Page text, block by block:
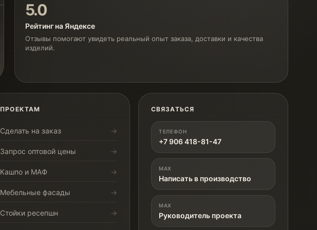
5.0
Рейтинг на Яндексе
Отзывы помогают увидеть реальный опыт заказа, доставки и качества
изделий.
ПРОЕКТАМ
Сделать на заказ
Запрос оптовой цены
Кашпо и МАФ
Мебельные фасады
Стойки ресепшн
СВЯЗАТЬСЯ
ТЕЛЕФОН
+7 906 418-81-47
MAX
Написать в производство
MAX
Руководитель проекта